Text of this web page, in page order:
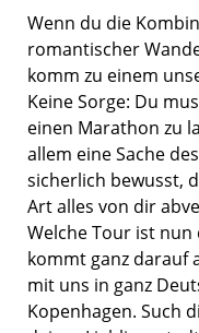
Wenn du die
romantischer
komm zu einem
Keine Sorge: Du
einen Marathon zu
allem eine Sache
sicherlich bewusst,
Art alles von dir
Welche Tour ist
kommt ganz darauf
mit uns in ganz
Kopenhagen. Such